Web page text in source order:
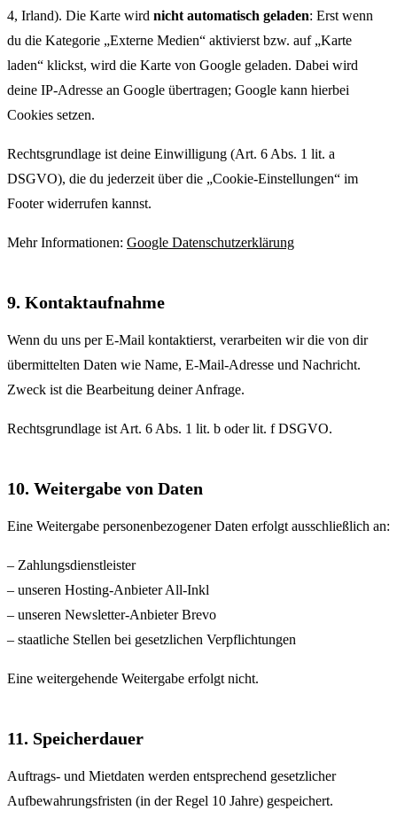
4, Irland). Die Karte wird nicht automatisch geladen: Erst wenn
du die Kategorie „Externe Medien“ aktivierst bzw. auf „Karte
laden“ klickst, wird die Karte von Google geladen. Dabei wird
deine IP-Adresse an Google übertragen; Google kann hierbei
Cookies setzen.
Rechtsgrundlage ist deine Einwilligung (Art. 6 Abs. 1 lit. a
DSGVO), die du jederzeit über die „Cookie-Einstellungen“ im
Footer widerrufen kannst.
Mehr Informationen: Google Datenschutzerklärung
9. Kontaktaufnahme
Wenn du uns per E-Mail kontaktierst, verarbeiten wir die von dir
übermittelten Daten wie Name, E-Mail-Adresse und Nachricht.
Zweck ist die Bearbeitung deiner Anfrage.
Rechtsgrundlage ist Art. 6 Abs. 1 lit. b oder lit. f DSGVO.
10. Weitergabe von Daten
Eine Weitergabe personenbezogener Daten erfolgt ausschließlich an:
– Zahlungsdienstleister
– unseren Hosting-Anbieter All-Inkl
– unseren Newsletter-Anbieter Brevo
– staatliche Stellen bei gesetzlichen Verpflichtungen
Eine weitergehende Weitergabe erfolgt nicht.
11. Speicherdauer
Auftrags- und Mietdaten werden entsprechend gesetzlicher
Aufbewahrungsfristen (in der Regel 10 Jahre) gespeichert.